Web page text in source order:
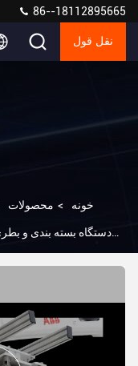
86--18112895665
نقل قول
خونه > محصولات